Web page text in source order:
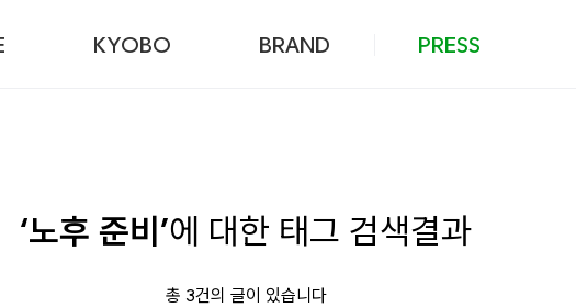
KYOBO BRAND PRESS
‘노후 준비’에 대한 태그 검색결과
총 3건의 글이 있습니다